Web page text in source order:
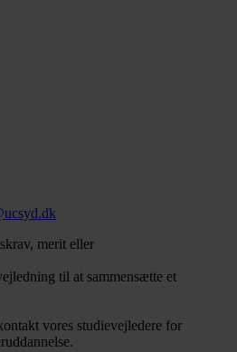
merit eller
til at sammensætte et
vores studievejledere for